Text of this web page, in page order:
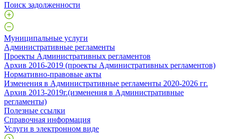
Поиск задолженности
Муниципальные услуги
Административные регламенты
Проекты Административных регламентов
Архив 2016-2019 (проекты Административных регламентов)
Нормативно-правовые акты
Изменения в Административные регламенты 2020-2026 гг.
Архив 2013-2019г.(изменения в Административные
регламенты)
Полезные ссылки
Справочная информация
Услуги в электронном виде